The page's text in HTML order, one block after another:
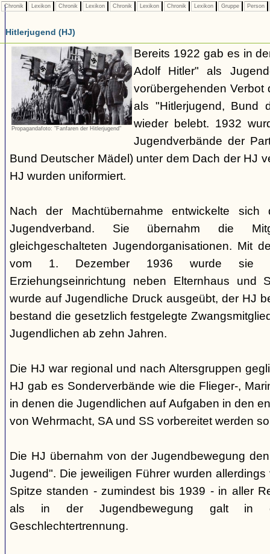
Chronik Lexikon Chronik Lexikon Chronik Lexikon Chronik Lexikon Gruppe Person
Hitlerjugend (HJ)
Propagandafoto: "Fanfaren der Hitlerjugend"
Bereits 1922 gab es in
Adolf Hitler" als
vorübergehenden Verbot
als "Hitlerjugend, Bund
wieder belebt. 1932
Jugendverbände der
Bund Deutscher Mädel) unter dem Dach der HJ
HJ wurden uniformiert.
Nach der Machtübernahme entwickelte
Jugendverband. Sie übernahm die
gleichgeschalteten Jugendorganisationen. Mit
vom 1. Dezember 1936 wurde sie
Erziehungseinrichtung neben Elternhaus und
wurde auf Jugendliche Druck ausgeübt, der HJ
bestand die gesetzlich festgelegte
Jugendlichen ab zehn Jahren.
Die HJ war regional und nach Altersgruppen
HJ gab es Sonderverbände wie die Flieger-,
in denen die Jugendlichen auf Aufgaben in den
von Wehrmacht, SA und SS vorbereitet werden
Die HJ übernahm von der Jugendbewegung
Jugend". Die jeweiligen Führer wurden
Spitze standen - zumindest bis 1939 - in aller
als in der Jugendbewegung galt in
Geschlechtertrennung.